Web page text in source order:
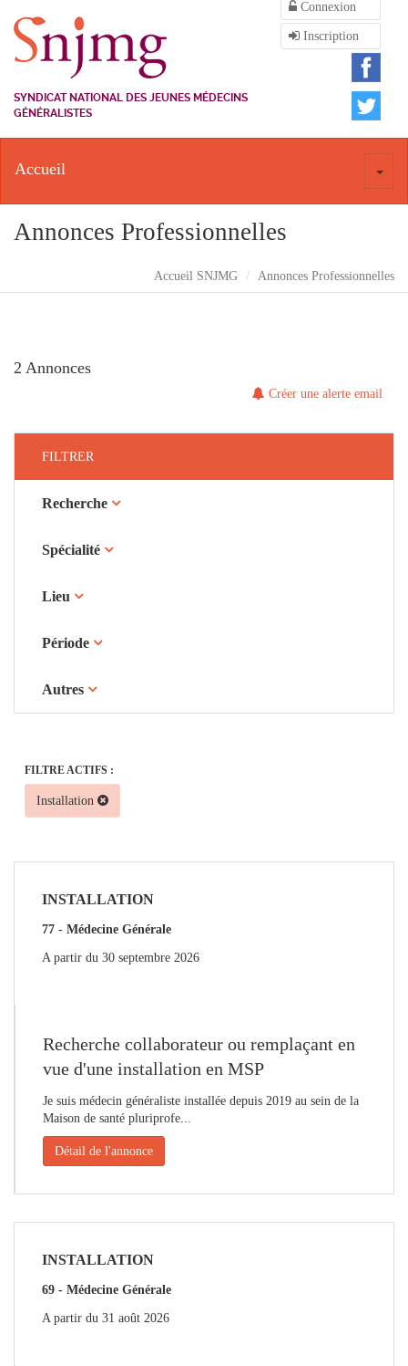
Connexion
Inscription
SYNDICAT NATIONAL DES JEUNES MÉDECINS
GÉNÉRALISTES
Toggle
Accueil
Annonces Professionnelles
Accueil SNJMG Annonces Professionnelles
2 Annonces
Créer une alerte email
FILTRER
Recherche
Spécialité
Lieu
Période
Autres
FILTRE ACTIFS :
Installation
INSTALLATION
77 - Médecine Générale
A partir du 30 septembre 2026
Recherche collaborateur ou remplaçant en
vue d'une installation en MSP
Je suis médecin généraliste installée depuis 2019 au sein de la
Maison de santé pluriprofe...
Détail de l'annonce
INSTALLATION
69 - Médecine Générale
A partir du 31 août 2026